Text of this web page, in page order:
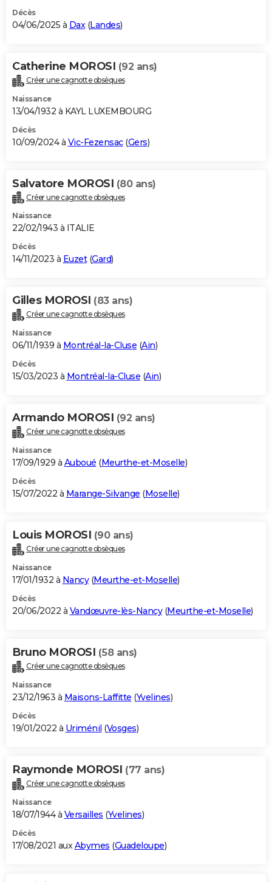
Décès
04/06/2025 à Dax(Landes)
Catherine MOROSI (92 ans)
Créer une cagnotte obsèques
Naissance
13/04/1932 à KAYL LUXEMBOURG
Décès
10/09/2024 à Vic-Fezensac(Gers)
Salvatore MOROSI (80 ans)
Créer une cagnotte obsèques
Naissance
22/02/1943 à ITALIE
Décès
14/11/2023 à Euzet(Gard)
Gilles MOROSI (83 ans)
Créer une cagnotte obsèques
Naissance
06/11/1939 à Montréal-la-Cluse (Ain)
Décès
15/03/2023 à Montréal-la-Cluse (Ain)
Armando MOROSI (92 ans)
Créer une cagnotte obsèques
Naissance
17/09/1929 à Auboué (Meurthe-et-Moselle)
Décès
15/07/2022 à Marange-Silvange (Moselle)
Louis MOROSI (90 ans)
Créer une cagnotte obsèques
Naissance
17/01/1932 à Nancy(Meurthe-et-Moselle)
Décès
20/06/2022 à Vandœuvre-lès-Nancy(Meurthe-et-Moselle)
Bruno MOROSI (58 ans)
Créer une cagnotte obsèques
Naissance
23/12/1963 à Maisons-Laffitte (Yvelines)
Décès
19/01/2022 à Uriménil (Vosges)
Raymonde MOROSI (77 ans)
Créer une cagnotte obsèques
Naissance
18/07/1944 à Versailles (Yvelines)
Décès
17/08/2021 auxAbymes (Guadeloupe)